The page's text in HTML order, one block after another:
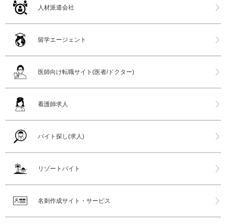
人材派遣会社
留学エージェント
医師向け転職サイト(医者/ドクター)
看護師求人
バイト探し(求人)
リゾートバイト
名刺作成サイト・サービス